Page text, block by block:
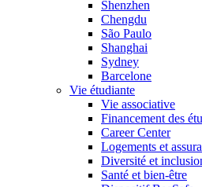
Shenzhen
Chengdu
São Paulo
Shanghai
Sydney
Barcelone
Vie étudiante
Vie associative
Financement des
Career Center
Logements et
Diversité et
Santé et bien-être